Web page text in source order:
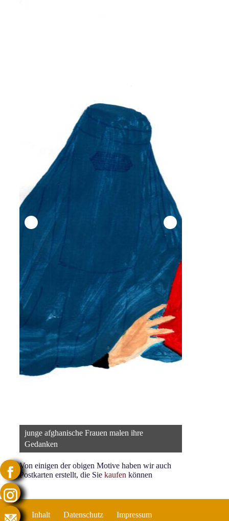
junge afghanische Frauen malen ihre
Gedanken
Von einigen der obigen Motive haben wir auch
Postkarten erstellt, die Sie kaufen können
Inhalt Datenschutz Impressum